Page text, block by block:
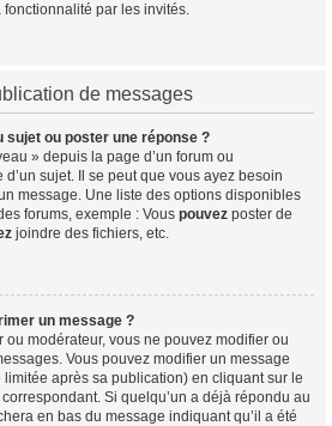
fonctionnalité par les invités.
de messages
sujet ou poster une réponse ?
» depuis la page d’un forum ou
sujet. Il se peut que vous ayez besoin
message. Une liste des options disponibles
forums, exemple : Vous pouvez poster de
joindre des fichiers, etc.
un message ?
ou modérateur, vous ne pouvez modifier ou
Vous pouvez modifier un message
après sa publication) en cliquant sur le
Si quelqu’un a déjà répondu au
en bas du message indiquant qu’il a été